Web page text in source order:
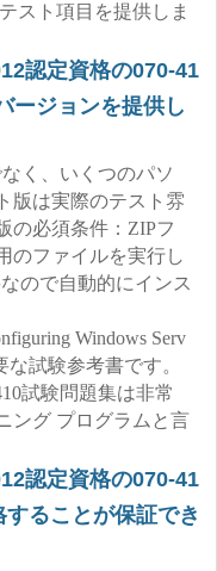
スト項目を提供しま
認定資格の070-41
ージョンを提供し
く、いくつのパソ
版は実際のテスト雰
の必須条件：ZIPフ
のファイルを実行し
ので自動的にインス
Windows Serv
な試験参考書です。
試験問題集は非常
ング プログラムと言
認定資格の070-41
ることが保証でき